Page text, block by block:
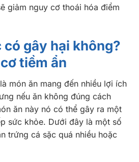
giảm nguy cơ thoái hóa điểm
có gây hại không?
tiềm ẩn
món ăn mang đến nhiều lợi ích
nếu ăn không đúng cách
ăn này nó có thể gây ra một
sức khỏe. Dưới đây là một số
trứng cá sặc quá nhiều hoặc